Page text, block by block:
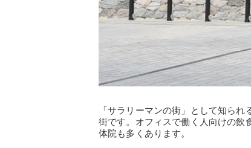
「サラリーマンの街」として知ら
街です。オフィスで働く人向けの飲
体院も多くあります。